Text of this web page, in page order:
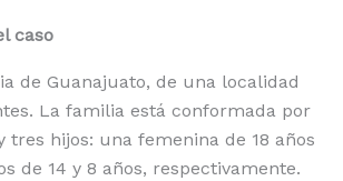
caso
de Guanajuato, de una localidad
La familia está conformada por
tres hijos: una femenina de 18 años
de 14 y 8 años, respectivamente.